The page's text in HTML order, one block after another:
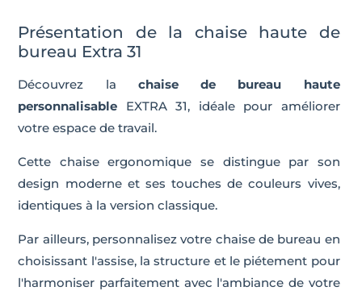
Présentation de la chaise haute de
bureau Extra 31
Découvrez la chaise de bureau haute
personnalisable EXTRA 31, idéale pour améliorer
votre espace de travail.
Cette chaise ergonomique se distingue par son
design moderne et ses touches de couleurs vives,
identiques à la version classique.
Par ailleurs, personnalisez votre chaise de bureau en
choisissant l'assise, la structure et le piétement pour
l'harmoniser parfaitement avec l'ambiance de votre